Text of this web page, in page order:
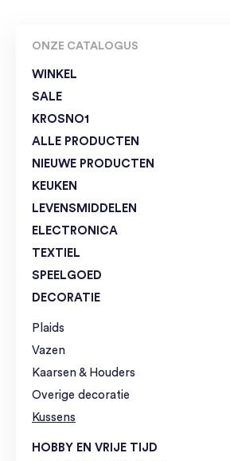
ONZE CATALOGUS
WINKEL
SALE
KROSNO1
ALLE PRODUCTEN
NIEUWE PRODUCTEN
KEUKEN
LEVENSMIDDELEN
ELECTRONICA
TEXTIEL
SPEELGOED
DECORATIE
Plaids
Vazen
Kaarsen & Houders
Overige decoratie
Kussens
HOBBY EN VRIJE TIJD